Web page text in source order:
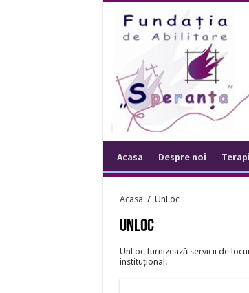
Acasa Despre noi
Acasa / UnLoc
UnLoc
UnLoc furnizează servicii de
instituțional.